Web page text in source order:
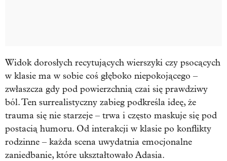
Widok dorosłych recytujących wierszyki czy psocących
w klasie ma w sobie coś głęboko niepokojącego –
zwłaszcza gdy pod powierzchnią czai się prawdziwy
ból. Ten surrealistyczny zabieg podkreśla ideę, że
trauma się nie starzeje – trwa i często maskuje się pod
postacią humoru. Od interakcji w klasie po konflikty
rodzinne – każda scena uwydatnia emocjonalne
zaniedbanie, które ukształtowało Adasia.